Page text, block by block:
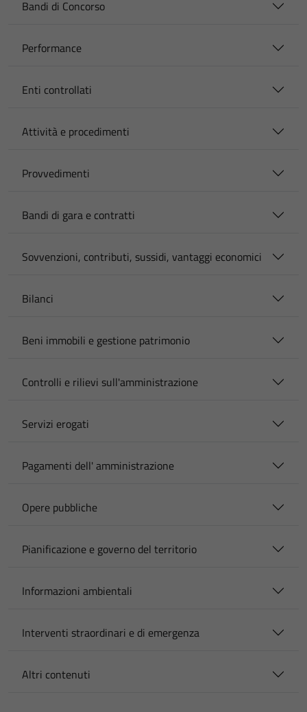
Bandi di Concorso
Performance
Enti controllati
Attività e procedimenti
Provvedimenti
Bandi di gara e contratti
Sovvenzioni, contributi, sussidi, vantaggi economici
Bilanci
Beni immobili e gestione patrimonio
Controlli e rilievi sull'amministrazione
Servizi erogati
Pagamenti dell' amministrazione
Opere pubbliche
Pianificazione e governo del territorio
Informazioni ambientali
Interventi straordinari e di emergenza
Altri contenuti